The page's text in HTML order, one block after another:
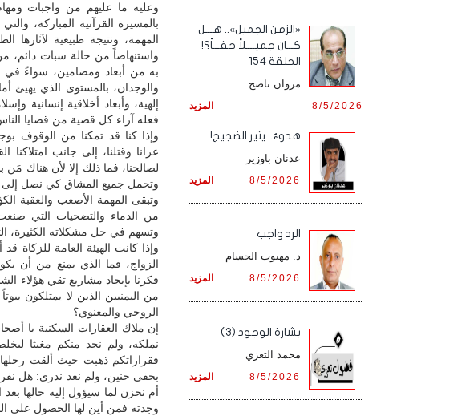
وعليه ما عليهم من واجبات
بالمسيرة القرآنية المباركة،
المهمة، ونتيجة طبيعية
واستنهاضاً من حالة سبات دائم،
به من أبعاد ومضامين، سواءً في
والوجدان، بالمستوى الذي يهيئ
إلهية، وأبعاد أخلاقية إنسانية
فعله آزاء كل قضية من قضايا
وإذا كنا قد تمكنا من الوقوف
عرانا وقتلنا، إلى جانب
لصالحنا، فما ذلك إلا لأن هناك
وتحمل جميع المشاق كي نصل إلى
وتبقى المهمة الأصعب والعقبة
من الدماء والتضحيات التي
وتسهم في حل مشكلاته الكثيرة،
وإذا كانت الهيئة العامة
الزواج، فما الذي يمنع من أن
فكرنا بإيجاد مشاريع تقي هؤلاء
من اليمنيين الذين لا يمتلكون
الروحي والمعنوي؟
إن ملاك العقارات السكنية يا
نملكه، ولم نجد منكم مغيثا
فقراراتكم ذهبت حيث ألقت
بخفي حنين، ولم نعد ندري: هل
أم نحزن لما سيؤول إليه حالها
وجدته فمن أين لها الحصول على
«الزمن الجميل».. هـــل
كـــان جميــــلاً حقـــاً؟!
الحلقة 154
مروان ناصح
المزيد 8/5/2026
هدوءٌ.. يثير الضجيج!
عدنان باوزير
المزيد 8/5/2026
الرد واجب
د. مهيوب الحسام
المزيد 8/5/2026
بشارة الوجود (3)
محمد التعزي
المزيد 8/5/2026